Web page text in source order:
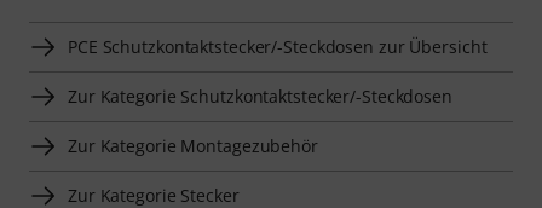
PCE Schutzkontaktstecker/-Steckdosen zur Übersicht
Zur Kategorie Schutzkontaktstecker/-Steckdosen
Zur Kategorie Montagezubehör
Zur Kategorie Stecker